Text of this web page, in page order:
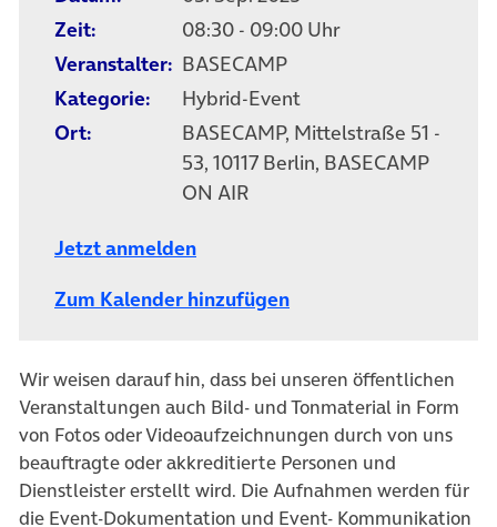
Zeit:
08:30 - 09:00 Uhr
Veranstalter: BASECAMP
Kategorie:
Hybrid-Event
Ort:
BASECAMP, Mittelstraße 51 -
53, 10117 Berlin, BASECAMP
ON AIR
Jetzt anmelden
Zum Kalender hinzufügen
Wir weisen darauf hin, dass bei unseren öffentlichen
Veranstaltungen auch Bild- und Tonmaterial in Form
von Fotos oder Videoaufzeichnungen durch von uns
beauftragte oder akkreditierte Personen und
Dienstleister erstellt wird. Die Aufnahmen werden für
die Event-Dokumentation und Event- Kommunikation